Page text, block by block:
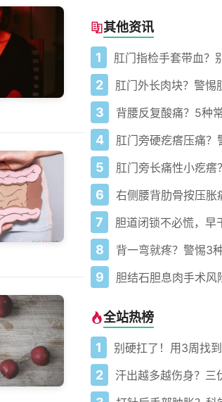
其他资讯
1
2
3 背腰反复酸痛？5种
4 肛门旁硬疙瘩压痛？
5
6
7
8 背一弯就疼？警惕3
9
全站热榜
1
2